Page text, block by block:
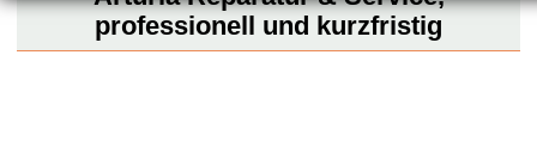
professionell und kurzfristig